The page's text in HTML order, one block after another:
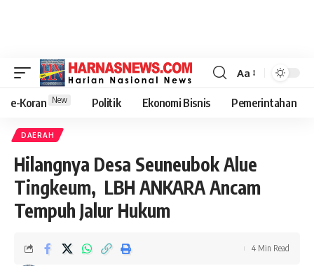
Aa
e-Koran New Politik Ekonomi Bisnis Pemerintahan
DAERAH
Hilangnya Desa Seuneubok Alue
Tingkeum, LBH ANKARA Ancam
Tempuh Jalur Hukum
4 Min Read